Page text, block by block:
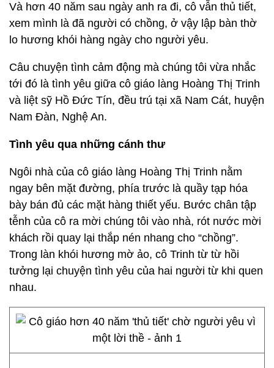
Và hơn 40 năm sau ngày anh ra đi, cô vẫn thủ tiết,
xem mình là đã người có chồng, ở vậy lập bàn thờ
lo hương khói hàng ngày cho người yêu.
Câu chuyện tình cảm động mà chúng tôi vừa nhắc
tới đó là tình yêu giữa cô giáo làng Hoàng Thị Trinh
và liệt sỹ Hồ Đức Tín, đều trú tại xã Nam Cát, huyện
Nam Đàn, Nghệ An.
Tình yêu qua những cánh thư
Ngôi nhà của cô giáo làng Hoàng Thị Trinh nằm
ngay bên mặt đường, phía trước là quầy tạp hóa
bày bán đủ các mặt hàng thiết yếu. Bước chân tập
tễnh của cô ra mời chúng tôi vào nhà, rót nước mời
khách rồi quay lại thắp nén nhang cho “chồng”.
Trong làn khói hương mờ ảo, cô Trinh từ từ hồi
tưởng lại chuyện tình yêu của hai người từ khi quen
nhau.